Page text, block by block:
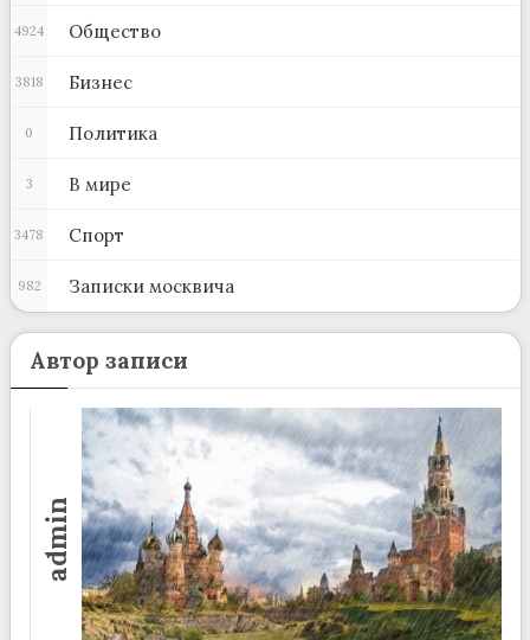
Общество
4924
Бизнес
3818
Политика
0
В мире
3
Спорт
3478
Записки москвича
982
Автор записи
admin